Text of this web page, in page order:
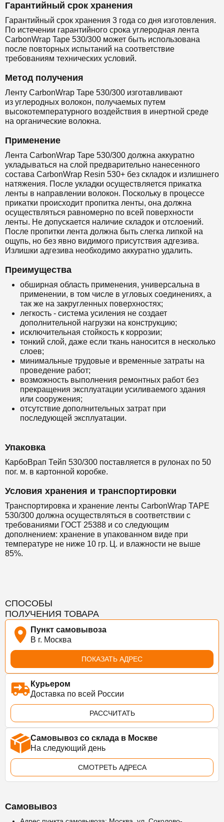
Гарантийный срок хранения
Гарантийный срок хранения 3 года со дня изготовления.
По истечении гарантийного срока углеродная лента
CarbonWrap Tape 530/300 может быть использована
после повторных испытаний на соответствие
требованиям технических условий.
Метод получения
Ленту CarbonWrap Tape 530/300 изготавливают
из углеродных волокон, получаемых путем
высокотемпературного воздействия в инертной среде
на органические волокна.
Применение
Лента CarbonWrap Tape 530/300 должна аккуратно
укладываться на слой предварительно нанесенного
состава CarbonWrap Resin 530+ без складок и излишнего
натяжения. После укладки осуществляется прикатка
ленты в направлении волокон. Поскольку в процессе
прикатки происходит пропитка ленты, она должна
осуществляться равномерно по всей поверхности
ленты. Не допускается наличие складок и отслоений.
После пропитки лента должна быть слегка липкой на
ощупь, но без явно видимого присутствия адгезива.
Излишки адгезива необходимо аккуратно удалить.
Преимущества
обширная область применения, универсальна в
применении, в том числе в угловых соединениях, а
так же на закругленных поверхностях;
легкость - система усиления не создает
дополнительной нагрузки на конструкцию;
исключительная стойкость к коррозии;
тонкий слой, даже если ткань наносится в несколько
слоев;
минимальные трудовые и временные затраты на
проведение работ;
возможность выполнения ремонтных работ без
прекращения эксплуатации усиливаемого здания
или сооружения;
отсутствие дополнительных затрат при
последующей эксплуатации.
Упаковка
КарбоВрап Тейп 530/300 поставляется в рулонах по 50
пог. м. в картонной коробке.
Условия хранения и транспортировки
Транспортировка и хранение ленты CarbonWrap TAPE
530/300 должна осуществляться в соответствии с
требованиями ГОСТ 25388 и со следующим
дополнением: хранение в упакованном виде при
температуре не ниже 10 гр. Ц. и влажности не выше
85%.
СПОСОБЫ
ПОЛУЧЕНИЯ ТОВАРА
Пункт самовывоза
В г. Москва
ПОКАЗАТЬ АДРЕС
Курьером
Доставка по всей России
РАССЧИТАТЬ
Самовывоз со склада в Москве
На следующий день
СМОТРЕТЬ АДРЕСА
Самовывоз